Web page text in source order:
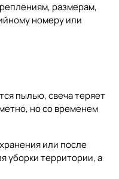
размерам,
номеру или
пылью, свеча теряет
но со временем
или после
уборки территории, а